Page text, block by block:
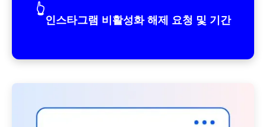
👆
인스타그램 비활성화 해제 요청 및 기간